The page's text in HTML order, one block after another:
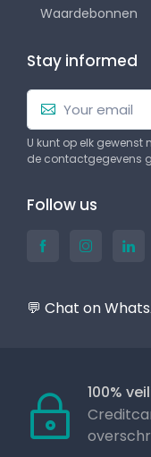
Waardebonnen
Stay informed
U kunt op elk gewenst
de contactgegevens
Follow us
💬 Chat on
100%